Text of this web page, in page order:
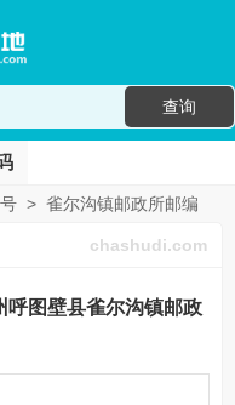
查询
> 雀尔沟镇邮政所邮编
chashudi.com
呼图壁县雀尔沟镇邮政